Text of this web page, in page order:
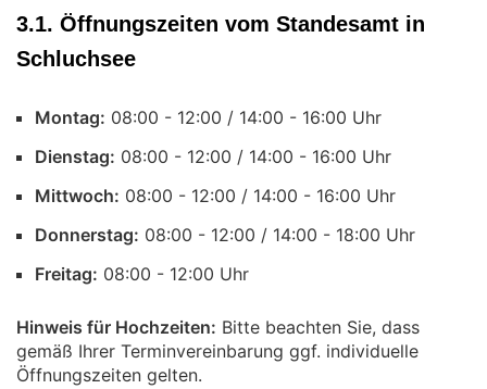
3.1. Öffnungszeiten vom Standesamt in
Schluchsee
Montag:
Uhr
Dienstag:
Uhr
Mittwoch:
Uhr
Donnerstag:
Uhr
Freitag:
Uhr
Hinweis für Hochzeiten: Bitte beachten Sie, dass
gemäß Ihrer Terminvereinbarung ggf. individuelle
Öffnungszeiten gelten.